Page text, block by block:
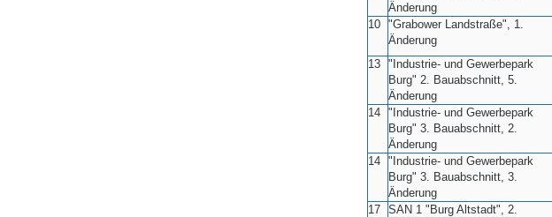
Änderung
10
"Grabower Landstraße", 1.
Änderung
13
"Industrie- und Gewerbepark
Burg" 2. Bauabschnitt, 5.
Änderung
14
"Industrie- und Gewerbepark
Burg" 3. Bauabschnitt, 2.
Änderung
14
"Industrie- und Gewerbepark
Burg" 3. Bauabschnitt, 3.
Änderung
17
SAN 1 "Burg Altstadt", 2.